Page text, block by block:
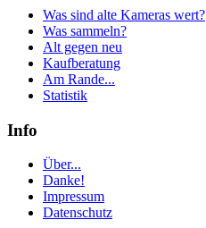
Was sind alte Kameras wert?
Was sammeln?
Alt gegen neu
Kaufberatung
Am Rande...
Statistik
Info
Über...
Danke!
Impressum
Datenschutz